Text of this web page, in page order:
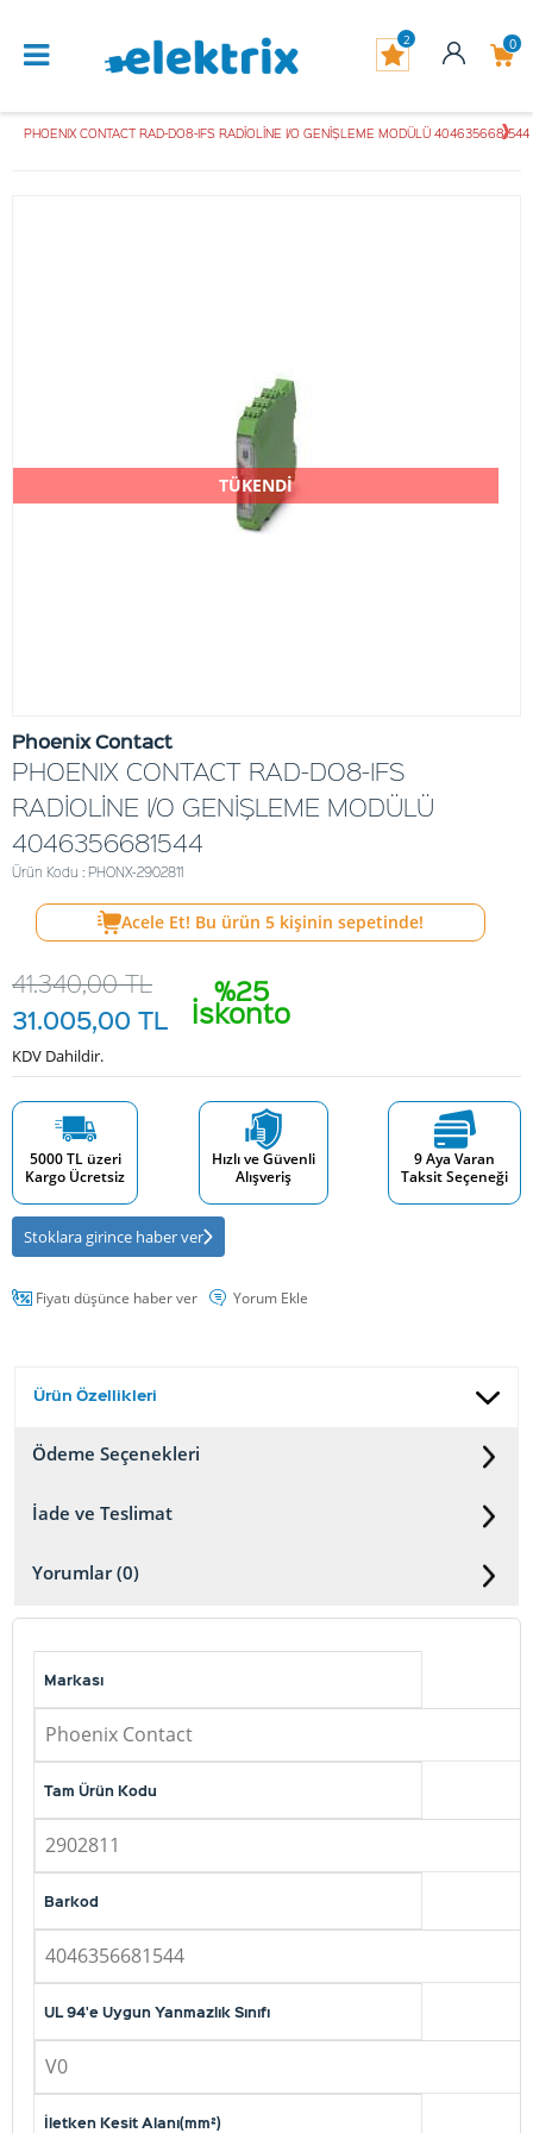
0
2
PHOENIX CONTACT RAD-DO8-IFS RADİOLİNE I/O GENİŞLEME MODÜLÜ 4046356681544
TÜKENDİ
Phoenix Contact
PHOENIX CONTACT RAD-DO8-IFS
RADİOLİNE I/O GENİŞLEME MODÜLÜ
4046356681544
Ürün Kodu : PHONX-2902811
Acele Et! Bu ürün 5 kişinin sepetinde!
%25
İskonto
41.340,00TL
31.005,00 TL
KDV Dahildir.
5000 TL üzeri
Kargo Ücretsiz
Hızlı ve Güvenli
Alışveriş
9 Aya Varan
Taksit Seçeneği
Stoklara girince haber ver
Fiyatı düşünce haber ver Yorum Ekle
Ürün Özellikleri
Ödeme Seçenekleri
İade ve Teslimat
Yorumlar (0)
Markası
Phoenix Contact
Tam Ürün Kodu
2902811
Barkod
4046356681544
UL 94'e Uygun Yanmazlık Sınıfı
V0
İletken Kesit Alanı(mm²)